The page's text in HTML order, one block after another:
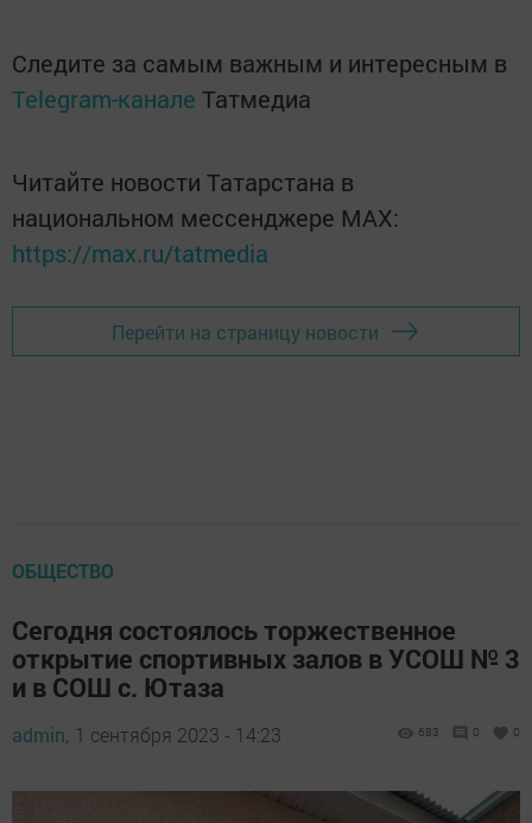
Следите за самым важным и интересным в
Telegram-канале Татмедиа
Читайте новости Татарстана в
национальном мессенджере MАХ:
https://max.ru/tatmedia
Перейти на страницу новости
ОБЩЕСТВО
Сегодня состоялось торжественное
открытие спортивных залов в УСОШ № 3
и в СОШ с. Ютаза
admin, 1 сентября 2023 - 14:23 683 0 0